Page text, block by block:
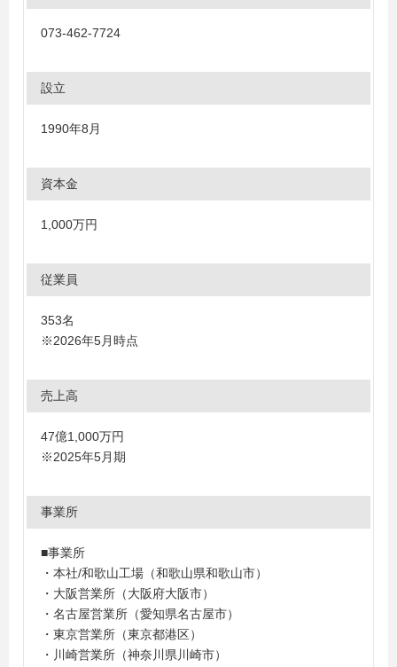
073-462-7724
設立
1990年8月
資本金
1,000万円
従業員
353名
※2026年5月時点
売上高
47億1,000万円
※2025年5月期
事業所
■事業所
・本社/和歌山工場（和歌山県和歌山市）
・大阪営業所（大阪府大阪市）
・名古屋営業所（愛知県名古屋市）
・東京営業所（東京都港区）
・川崎営業所（神奈川県川崎市）